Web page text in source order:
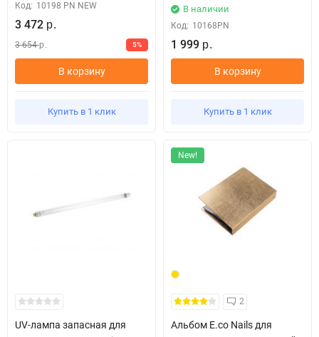
Код: 10198 PN NEW
3 472 р.
3 654 р. 5%
В корзину
Купить в 1 клик
В наличии
Код: 10168PN
1 999 р.
В корзину
Купить в 1 клик
UV-лампа запасная для
New!
2
Альбом E.co Nails для